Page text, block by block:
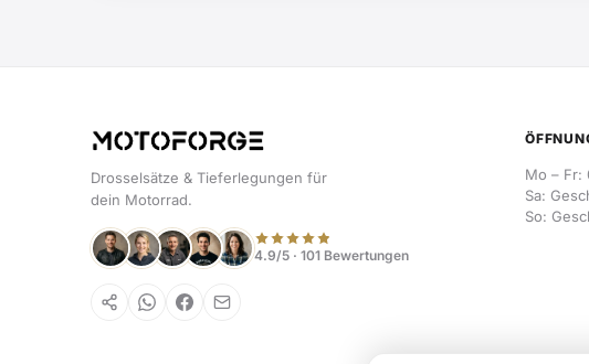
Drosselsätze & Tieferlegungen für
dein Motorrad.
4.9/5 · 101 Bewertungen
Mo – Fr:
Sa:
So: